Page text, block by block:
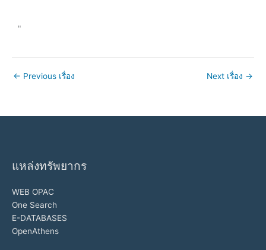
"
← Previous เรื่อง Next เรื่อง →
แหล่งทรัพยากร
WEB OPAC
One Search
E-DATABASES
OpenAthens